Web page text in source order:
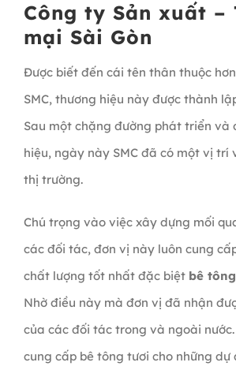
Công ty Sản xuất –
mại Sài Gòn
Được biết đến cái tên thân thuộc
SMC, thương hiệu này được thành
Sau một chặng đường phát triển và
hiệu, ngày này SMC đã có một vị trí
thị trường.
Chú trọng vào việc xây dựng mối
các đối tác, đơn vị này luôn cung
chất lượng tốt nhất đặc biệt bê
Nhờ điều này mà đơn vị đã nhận
của các đối tác trong và ngoài
cung cấp bê tông tươi cho những dự